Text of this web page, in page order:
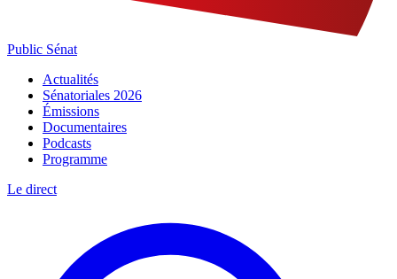
Public Sénat
Actualités
Sénatoriales 2026
Émissions
Documentaires
Podcasts
Programme
Le direct